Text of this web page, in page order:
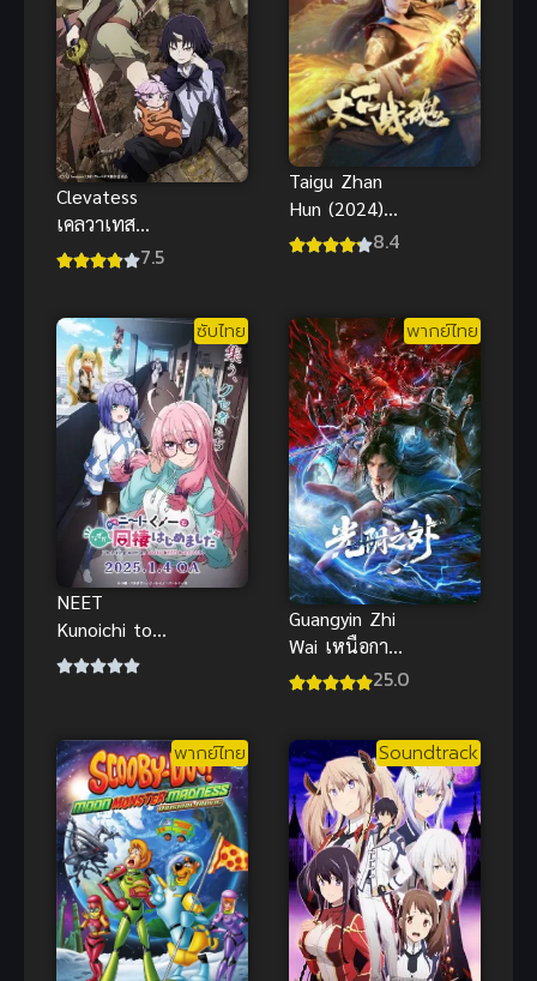
Clevatess
เคลวาเทส
อสูรจอมราชัน
7.5
Taigu Zhan
Hun (2024)
จิตวิญญาณ8.4
ซับไทย
NEET
Kunoichi to
Nazeka
a ผมต้องอยู่กับ
นินจานีทโอตา
คุ!
พากย์ไทย
Guangyin Zhi
Wai เหนือกาล
เวลา ซับไทย25.0
พากย์ไทย Soundtrack